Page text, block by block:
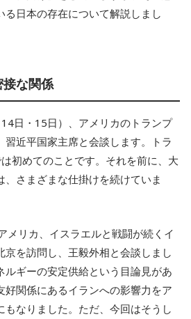
る日本の存在について解説しまし
な関係
日・15日）、アメリカのトランプ
習近平国家主席と会談します。トラ
初めてのことです。それを前に、大
さまざまな仕掛けを続けていま
メリカ、イスラエルと戦闘が続くイ
京を訪問し、王毅外相と会談しまし
ルギーの安定供給という目論見があ
好関係にあるイランへの影響力をア
もなりました。ただ、今回はそうし